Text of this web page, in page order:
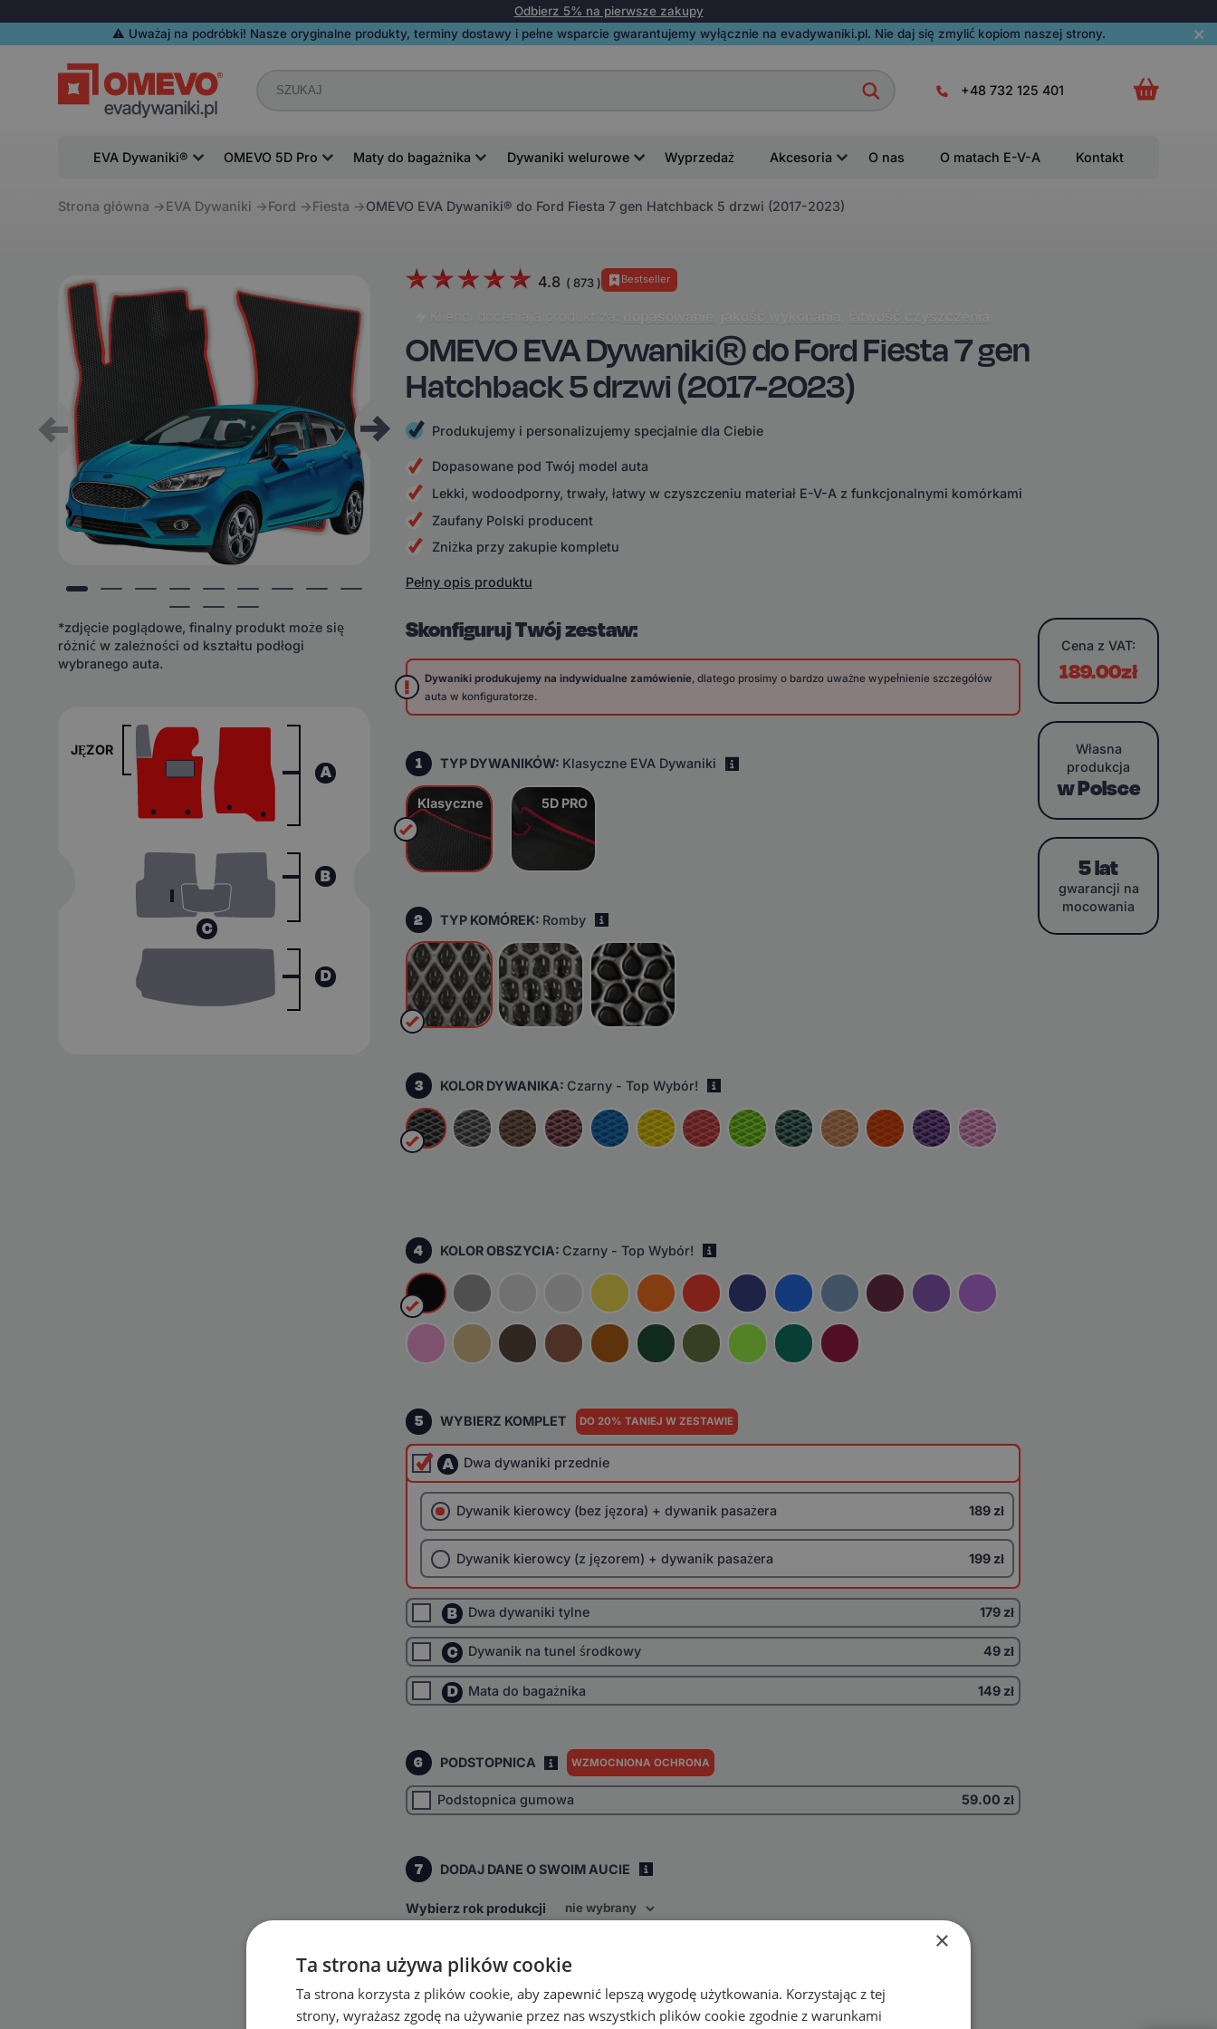
Odbierz 5% na pierwsze zakupy
⚠️️ Uważaj na podróbki! Nasze oryginalne produkty, terminy dostawy i pełne wsparcie gwarantujemy wyłącznie na evadywaniki.pl. Nie daj się zmylić kopiom naszej strony.
+48 732 125 401
EVA Dywaniki® OMEVO 5D Pro Maty do bagażnika Dywaniki welurowe Wyprzedaż Akcesoria O nas O matach E-V-A Kontakt
Strona główna EVA Dywaniki Ford Fiesta OMEVO EVA Dywaniki® do Ford Fiesta 7 gen Hatchback 5 drzwi (2017-2023)
*zdjęcie poglądowe, finalny produkt może się
różnić w zależności od kształtu podłogi
wybranego auta.
JĘZOR
A
C
B
D
4.8 ( 873) Bestseller
Klienci doceniają produkt za: dopasowanie jakość wykonania łatwość czyszczenia
OMEVO EVA Dywaniki® do Ford Fiesta 7 gen
Hatchback 5 drzwi (2017-2023)
Produkujemy i personalizujemy specjalnie dla Ciebie
Dopasowane pod Twój model auta
Lekki, wodoodporny, trwały, łatwy w czyszczeniu materiał E-V-A z funkcjonalnymi komórkami
Zaufany Polski producent
Zniżka przy zakupie kompletu
Pełny opis produktu
Skonfiguruj Twój zestaw:
Dywaniki produkujemy na indywidualne zamówienie, dlatego prosimy o bardzo uważne wypełnienie szczegółów
auta w konfiguratorze.
1 TYP DYWANIKÓW: Klasyczne EVA Dywaniki
Klasyczne 5D PRO
2 TYP KOMÓREK: Romby
3 KOLOR DYWANIKA: Czarny - Top Wybór!
4 KOLOR OBSZYCIA: Czarny - Top Wybór!
5 WYBIERZ KOMPLET DO 20% TANIEJ W ZESTAWIE
A Dwa dywaniki przednie
Dywanik kierowcy (bez jęzora) + dywanik pasażera 189 zł
Dywanik kierowcy (z jęzorem) + dywanik pasażera 199 zł
B Dwa dywaniki tylne 179 zł
C Dywanik na tunel środkowy 49 zł
D Mata do bagażnika 149 zł
6 PODSTOPNICA WZMOCNIONA OCHRONA
Podstopnica gumowa 59.00 zł
7 DODAJ DANE O SWOIM AUCIE
Wybierz rok produkcji
Przedni
inne
Wybierz skrzynię biegów
Cena z VAT:
189.00zł
Własna
produkcja
w Polsce
5 lat
gwarancji na
mocowania
×
Ta strona używa plików cookie
Ta strona korzysta z plików cookie, aby zapewnić lepszą wygodę użytkowania. Korzystając z tej
strony, wyrażasz zgodę na używanie przez nas wszystkich plików cookie zgodnie z warunkami